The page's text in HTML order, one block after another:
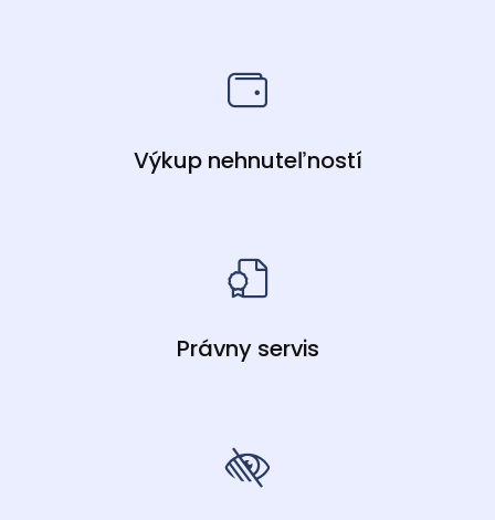
Výkup nehnuteľností
Právny servis